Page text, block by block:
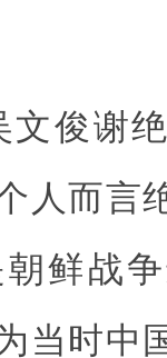
文俊谢
人而言
鲜战
当时中